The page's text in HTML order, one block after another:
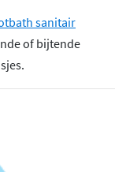
sanitair
of bijtende